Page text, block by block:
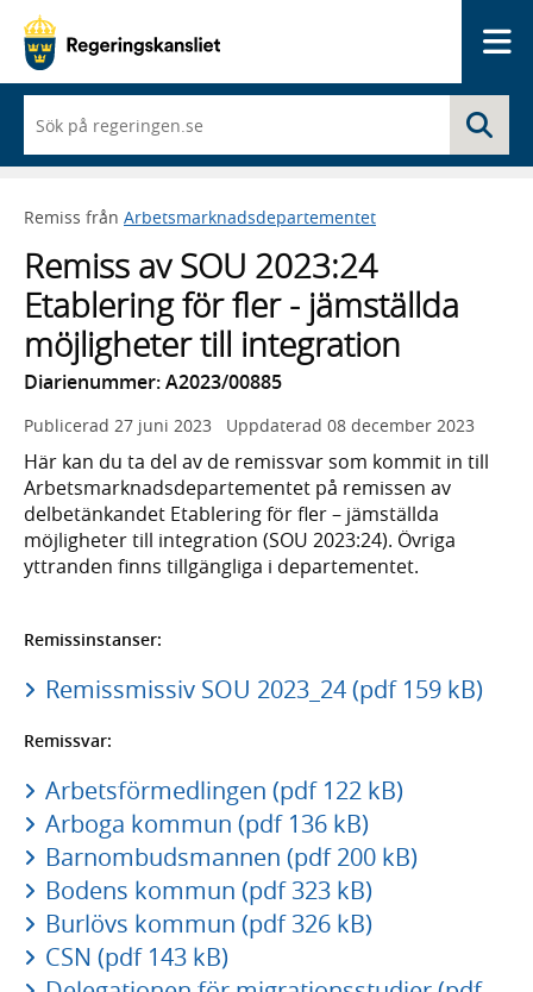
du
börjar
skriva
framträder
lista
med
sökförslag
Remiss från Arbetsmarknadsdepartementet
Remiss av SOU 2023:24
Etablering för fler - jämställda
möjligheter till integration
Diarienummer: A2023/00885
Publicerad 27 juni 2023 Uppdaterad 08 december 2023
Här kan du ta del av de remissvar som kommit in till
Arbetsmarknadsdepartementet på remissen av
delbetänkandet Etablering för fler – jämställda
möjligheter till integration (SOU 2023:24). Övriga
yttranden finns tillgängliga i departementet.
Remissinstanser:
Remissmissiv SOU 2023_24 (pdf 159 kB)
Remissvar:
Arbetsförmedlingen (pdf 122 kB)
Arboga kommun (pdf 136 kB)
Barnombudsmannen (pdf 200 kB)
Bodens kommun (pdf 323 kB)
Burlövs kommun (pdf 326 kB)
CSN (pdf 143 kB)